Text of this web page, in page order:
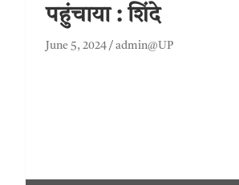
पहुंचाया : शिंदे
June 5, 2024 admin@UP